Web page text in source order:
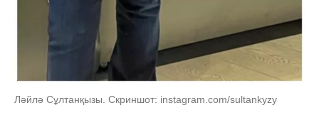
Ләйлә Сұлтанқызы. Скриншот: instagram.com/sultankyzy